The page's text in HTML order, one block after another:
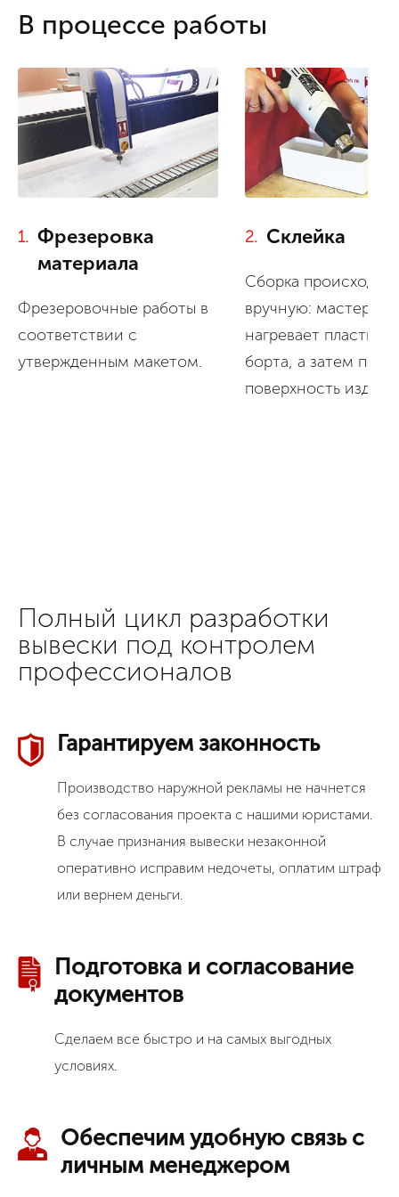
В процессе работы
1. Фрезеровка
материала
Фрезеровочные работы в
соответствии с
утвержденным макетом.
2. Склейка
Сборка происходит
вручную: мастер
нагревает пластик,
борта, а затем
поверхность
Полный цикл разработки
вывески под контролем
профессионалов
Гарантируем законность
Производство наружной рекламы не начнется
без согласования проекта с нашими юристами.
В случае признания вывески незаконной
оперативно исправим недочеты, оплатим штраф
или вернем деньги.
Подготовка и согласование
документов
Сделаем все быстро и на самых выгодных
условиях.
Обеспечим удобную связь с
личным менеджером